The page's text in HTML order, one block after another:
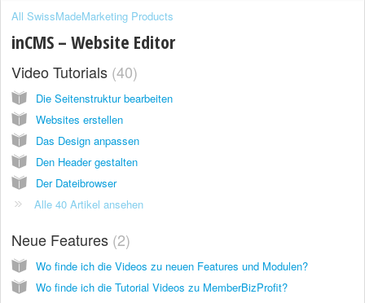
All SwissMadeMarketing Products
inCMS – Website Editor
Video Tutorials 40
Die Seitenstruktur bearbeiten
Websites erstellen
Das Design anpassen
Den Header gestalten
Der Dateibrowser
Alle 40 Artikel ansehen
Neue Features 2
Wo finde ich die Videos zu neuen Features und Modulen?
Wo finde ich die Tutorial Videos zu MemberBizProfit?